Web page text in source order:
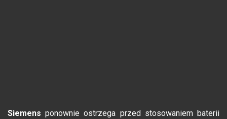
Siemens ponownie ostrzega przed stosowaniem baterii